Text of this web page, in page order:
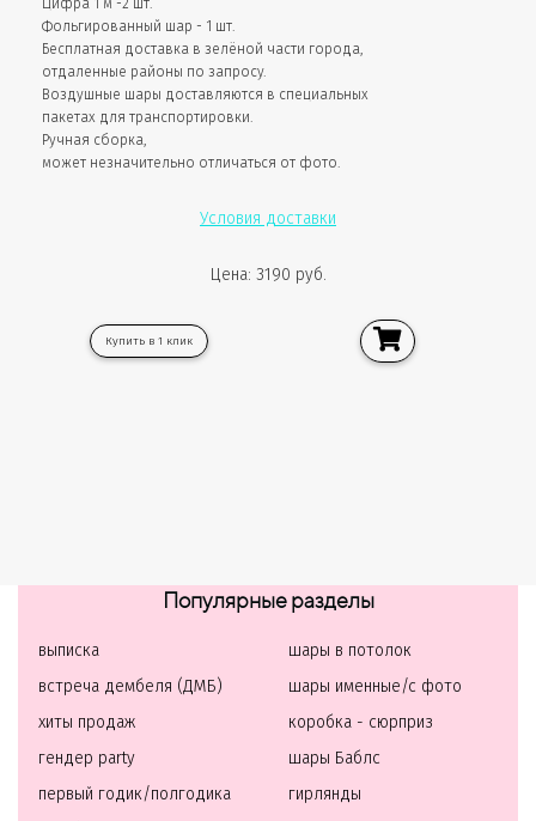
Цифра 1 м -2 шт.
Фольгированный шар - 1 шт.
Бесплатная доставка в зелёной части города,
отдаленные районы по запросу.
Воздушные шары доставляются в специальных
пакетах для транспортировки.
Ручная сборка,
может незначительно отличаться от фото.
Условия доставки
Цена: 3190 руб.
Купить в 1 клик
Популярные разделы
выписка
встреча дембеля (ДМБ)
хиты продаж
гендер party
первый годик/полгодика
шары в потолок
шары именные/с фото
коробка - сюрприз
шары Баблс
гирлянды